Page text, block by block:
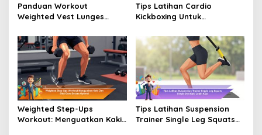
Panduan Workout
Weighted Vest Lunges
Daya Tahan Maksimal
Tips Latihan Cardio
Kickboxing Untuk
Tubuh dan Koordinasi
Weighted Step-Ups
Workout: Menguatkan Kaki
Tips Latihan Suspension
Trainer Single Leg Squats